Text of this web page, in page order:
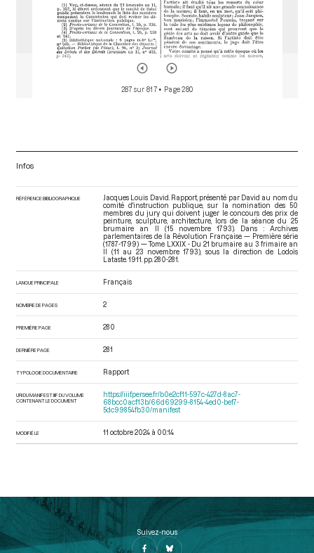
287 sur 817 • Page 280
Infos
RÉFÉRENCE BIBLIOGRAPHIQUE
Jacques Louis David. Rapport, présenté par David au nom du
comité d'instruction publique, sur la nomination des 50
membres du jury qui doivent juger le concours des prix de
peinture, sculpture, architecture, lors de la séance du 25
brumaire an II (15 novembre 1793). Dans : Archives
parlementaires de la Révolution Française — Première série
(1787-1799) — Tome LXXIX - Du 21 brumaire au 3 frimaire an
II (11 au 23 novembre 1793) , sous la direction de Lodoïs
Lataste. 1911. pp. 280-281.
LANGUE PRINCIPALE Français
NOMBRE DE PAGES 2
PREMIÈRE PAGE 280
DERNIÈRE PAGE 281
TYPOLOGIE DOCUMENTAIRE Rapport
URI DU MANIFEST IIIF DU VOLUME
CONTENANT LE DOCUMENT
https://iiif.persee.fr/b0e2cf11-597c-427d-8ac7-
68bcc0acf13b/66d69299-8154-4ed0-bef7-
5dc99854fb30/manifest
MODIFIÉ LE 11 octobre 2024 à 00:14
Suivez-nous